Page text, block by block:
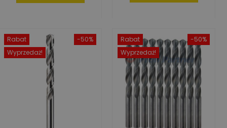
-50%
Rabat
Wyprzedaż!
-50%
Rabat
Wyprzedaż!